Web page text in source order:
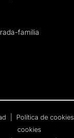
familia
Política de cookies
cookies